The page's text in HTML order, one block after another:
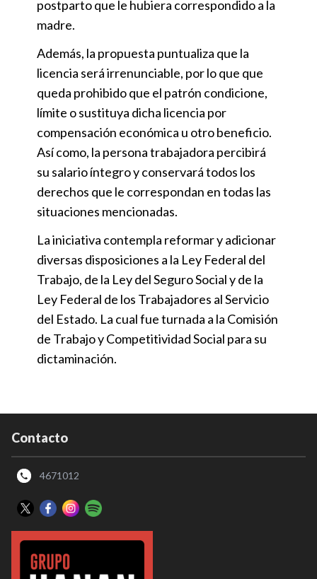
postparto que le hubiera correspondido a la
madre.
Además, la propuesta puntualiza que la
licencia será irrenunciable, por lo que que
queda prohibido que el patrón condicione,
límite o sustituya dicha licencia por
compensación económica u otro beneficio.
Así como, la persona trabajadora percibirá
su salario íntegro y conservará todos los
derechos que le correspondan en todas las
situaciones mencionadas.
La iniciativa contempla reformar y adicionar
diversas disposiciones a la Ley Federal del
Trabajo, de la Ley del Seguro Social y de la
Ley Federal de los Trabajadores al Servicio
del Estado. La cual fue turnada a la Comisión
de Trabajo y Competitividad Social para su
dictaminación.
Contacto
4671012